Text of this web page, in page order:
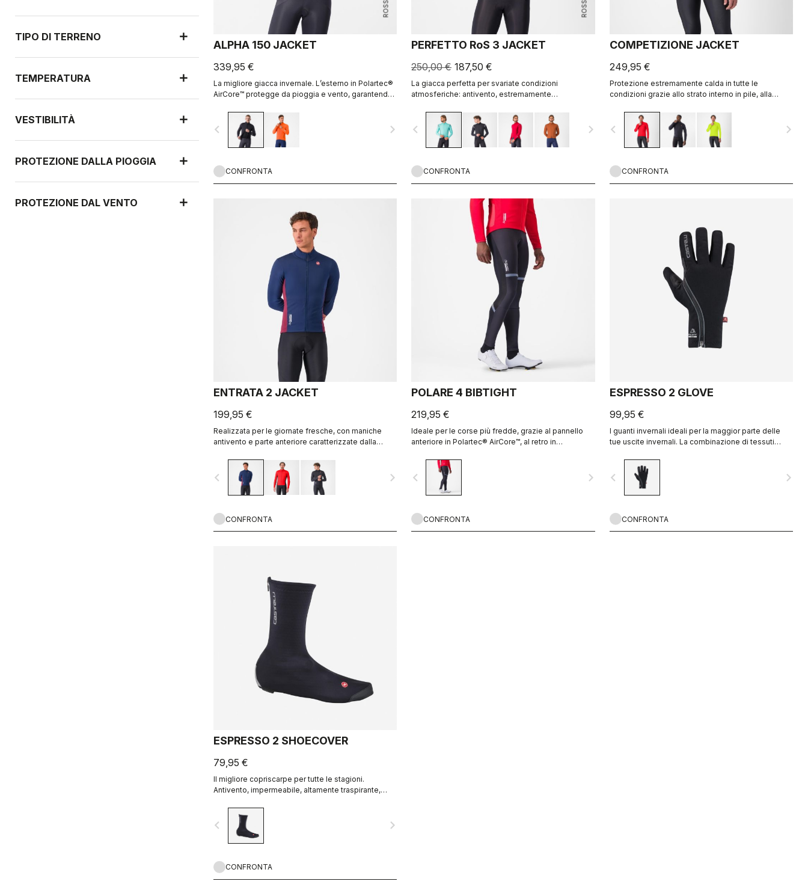
TIPO DI TERRENO
TEMPERATURA
VESTIBILITÀ
PROTEZIONE DALLA PIOGGIA
PROTEZIONE DAL VENTO
ALPHA 150 JACKET
339,95 €
La migliore giacca invernale. L’esterno in Polartec®
AirCore™ protegge da pioggia e vento, garantendo
Alpha™ offre un ulteriore isolamento.
navigate_before navigate_next
CONFRONTA
PERFETTO RoS 3 JACKET
250,00 € 187,50 €
La giacca perfetta per svariate condizioni
atmosferiche: antivento, estremamente
traspirabilità del settore, grazie al tessuto Polartec®
AirCore™.
navigate_before navigate_next
CONFRONTA
COMPETIZIONE JACKET
249,95 €
Protezione estremamente calda in tutte le
condizioni grazie allo strato interno in pile, alla
pioggia, e ai dettagli riflettenti per essere sempre
visibile.
navigate_before navigate_next
CONFRONTA
ENTRATA 2 JACKET
199,95 €
Realizzata per le giornate fresche, con maniche
antivento e parte anteriore caratterizzate dalla
navigate_before navigate_next
CONFRONTA
POLARE 4 BIBTIGHT
219,95 €
Ideale per le corse più fredde, grazie al pannello
anteriore in Polartec® AirCore™, al retro in
navigate_before navigate_next
CONFRONTA
ESPRESSO 2 GLOVE
99,95 €
I guanti invernali ideali per la maggior parte delle
tue uscite invernali. La combinazione di tessuti
mani al caldo e protette dagli agenti atmosferici.
navigate_before navigate_next
CONFRONTA
ESPRESSO 2 SHOECOVER
79,95 €
Il migliore copriscarpe per tutte le stagioni.
Antivento, impermeabile, altamente traspirante,
gravel.
navigate_before navigate_next
CONFRONTA